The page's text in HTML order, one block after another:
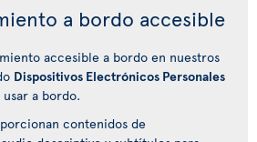
a bordo accesible
accesible a bordo en nuestros
Dispositivos Electrónicos Personales
usar a bordo.
contenidos de